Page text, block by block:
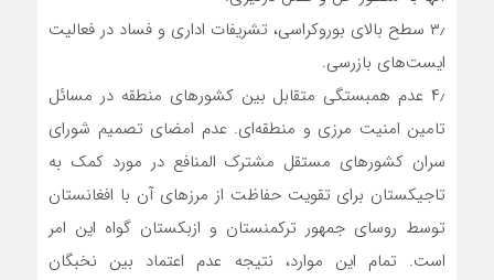
۳٫ سطح بالای بوروکراسی، تشریفات اداری و فساد در فعالیت
ایست‌های بازرسی.
۴٫ عدم همبستگی متقابل بین کشورهای منطقه در مسائل
تامین امنیت مرزی و منطقه‌ای. عدم امضای تصمیم شورای
سران کشورهای مستقل مشترک المنافع در مورد کمک به
تاجیکستان برای تقویت حفاظت از مرزهای آن با افغانستان
توسط روسای جمهور ترکمنستان و ازبکستان گواه این امر
است. تمام این موارد، نتیجه عدم اعتماد بین نخبگان